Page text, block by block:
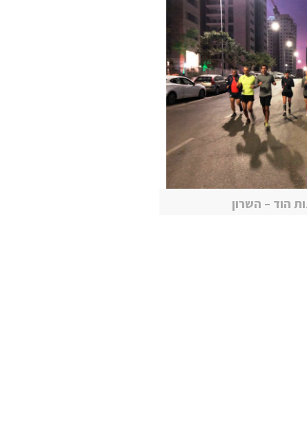
הוד – השרון